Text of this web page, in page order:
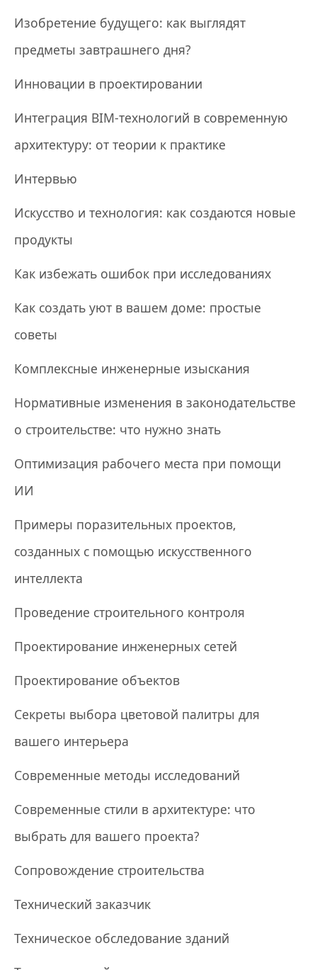
Изобретение будущего: как выглядят
предметы завтрашнего дня?
Инновации в проектировании
Интеграция BIM-технологий в современную
архитектуру: от теории к практике
Интервью
Искусство и технология: как создаются новые
продукты
Как избежать ошибок при исследованиях
Как создать уют в вашем доме: простые
советы
Комплексные инженерные изыскания
Нормативные изменения в законодательстве
о строительстве: что нужно знать
Оптимизация рабочего места при помощи
ИИ
Примеры поразительных проектов,
созданных с помощью искусственного
интеллекта
Проведение строительного контроля
Проектирование инженерных сетей
Проектирование объектов
Секреты выбора цветовой палитры для
вашего интерьера
Современные методы исследований
Современные стили в архитектуре: что
выбрать для вашего проекта?
Сопровождение строительства
Технический заказчик
Техническое обследование зданий